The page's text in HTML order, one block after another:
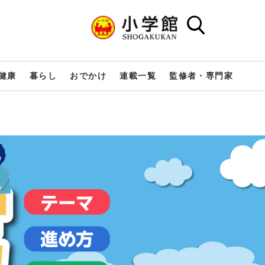
康 暮らし おでかけ 連載一覧 監修者・専門家